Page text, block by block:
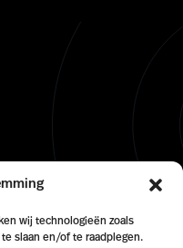
wij technologieën zoals
slaan en/of te raadplegen.